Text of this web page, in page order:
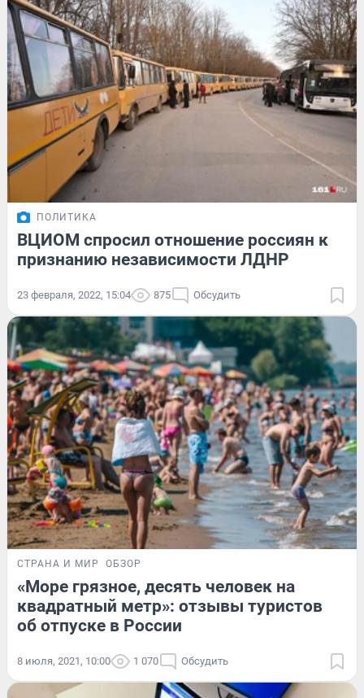
ПОЛИТИКА
ВЦИОМ спросил отношение россиян к
признанию независимости ЛДНР
23 февраля, 2022, 15:04 875 Обсудить
СТРАНА И МИР ОБЗОР
«Море грязное, десять человек на
квадратный метр»: отзывы туристов
об отпуске в России
8 июля, 2021, 10:00 1 070 Обсудить